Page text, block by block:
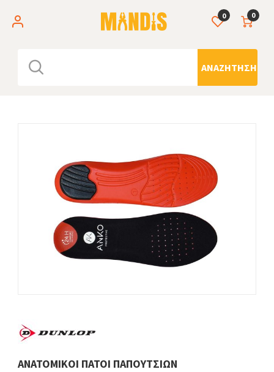
0
ΑΝΑΖΉΤΗΣΗ
0
ΑΝΑΤΟΜΙΚΟΊ ΠΆΤΟΙ ΠΑΠΟΥΤΣΙΏΝ